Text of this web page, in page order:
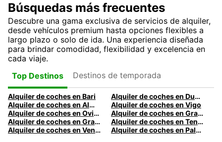
Búsquedas más frecuentes
Descubre una gama exclusiva de servicios de alquiler,
desde vehículos premium hasta opciones flexibles a
largo plazo o solo de ida. Una experiencia diseñada
para brindar comodidad, flexibilidad y excelencia en
cada viaje.
Top Destinos
Destinos de temporada
Alquiler de coches en Bari
Alquiler de coches en Dublín
Alquiler de coches en Almería
Alquiler de coches en Vigo
Alquiler de coches en Oviedo
Alquiler de coches en Granada
Alquiler de coches en Gran Canaria
Alquiler de coches en Tenerife
Alquiler de coches en Venecia
Alquiler de coches en Palermo